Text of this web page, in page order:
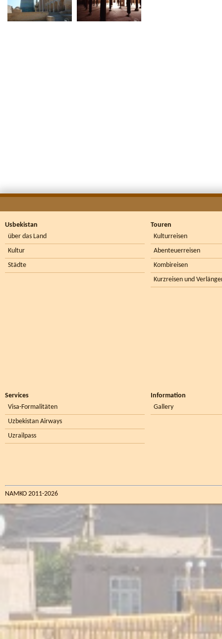
Usbekistan
über das Land
Kultur
Städte
Touren
Kulturreisen
Abenteuerreisen
Kombireisen
Kurzreisen und
Services
Visa-Formalitäten
Uzbekistan Airways
Uzrailpass
Information
Gallery
NAMKO 2011-2026